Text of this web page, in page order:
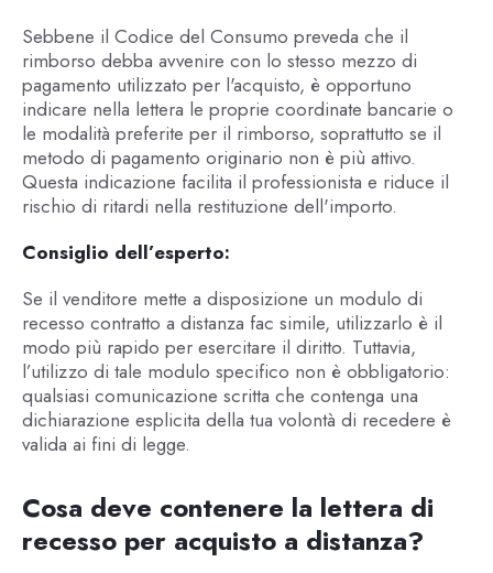
Sebbene il Codice del Consumo preveda che il
rimborso debba avvenire con lo stesso mezzo di
pagamento utilizzato per l'acquisto, è opportuno
indicare nella lettera le proprie coordinate bancarie o
le modalità preferite per il rimborso, soprattutto se il
metodo di pagamento originario non è più attivo.
Questa indicazione facilita il professionista e riduce il
rischio di ritardi nella restituzione dell'importo.
Consiglio dell’esperto:
Se il venditore mette a disposizione un modulo di
recesso contratto a distanza fac simile, utilizzarlo è il
modo più rapido per esercitare il diritto. Tuttavia,
l’utilizzo di tale modulo specifico non è obbligatorio:
qualsiasi comunicazione scritta che contenga una
dichiarazione esplicita della tua volontà di recedere è
valida ai fini di legge.
Cosa deve contenere la lettera di
recesso per acquisto a distanza?